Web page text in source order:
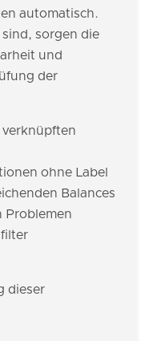
automatisch.
sorgen die
und
der
verknüpften
ohne Label
Balances
Problemen
dieser